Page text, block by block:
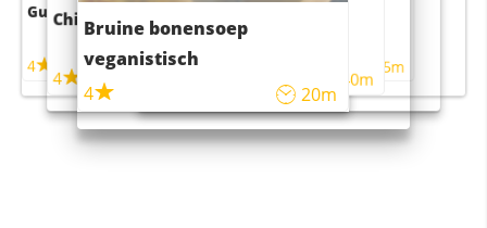
Guacamole
4
Chili con carne
4 45m
Bruine bonensoep
veganistisch
4
20m
Sushi rijstsalade
maaltijdsalade
40m
4 55m